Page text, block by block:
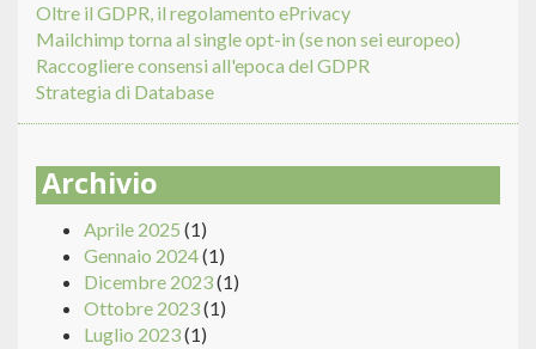
Oltre il GDPR, il regolamento ePrivacy
Mailchimp torna al single opt-in (se non sei europeo)
Raccogliere consensi all'epoca del GDPR
Strategia di Database
Archivio
Aprile 2025 (1)
Gennaio 2024(1)
Dicembre 2023(1)
Ottobre 2023(1)
Luglio 2023(1)